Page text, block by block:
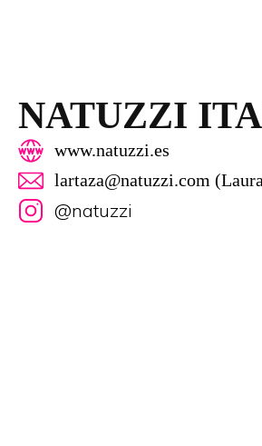
NATUZZI
www.natuzzi.es
lartaza@natuzzi.com
@natuzzi